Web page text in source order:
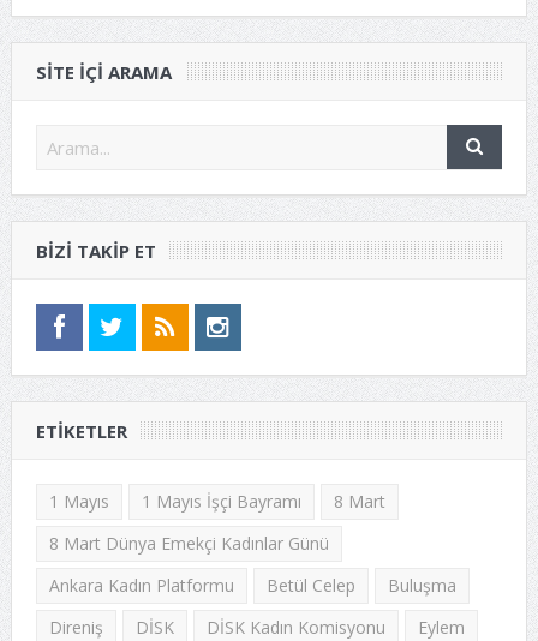
SITE IÇI ARAMA
BIZI TAKIP ET
ETIKETLER
1 Mayıs 1 Mayıs İşçi Bayramı
8 Mart
8 Mart Dünya Emekçi Kadınlar Günü
Ankara Kadın Platformu
Betül Celep
Buluşma
Direniş
DİSK DİSK Kadın Komisyonu
Eylem